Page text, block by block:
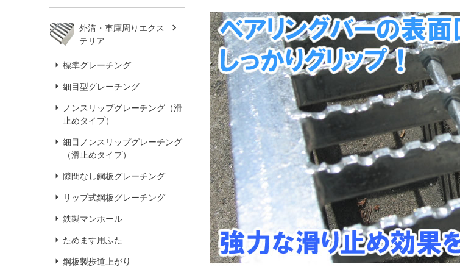
外溝・車庫周りエクス
テリア
標準グレーチング
細目型グレーチング
ノンスリップグレーチング（滑
止めタイプ）
細目ノンスリップグレーチング
（滑止めタイプ）
隙間なし鋼板グレーチング
リップ式鋼板グレーチング
鉄製マンホール
ためます用ふた
鋼板製歩道上がり